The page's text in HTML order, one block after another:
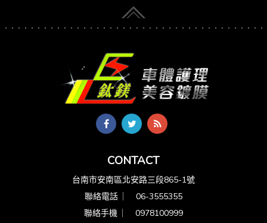
CONTACT
台南市安南區北安路三段865-1號
聯絡電話 ︳ 06-3555355
聯絡手機 ︳ 0978100999